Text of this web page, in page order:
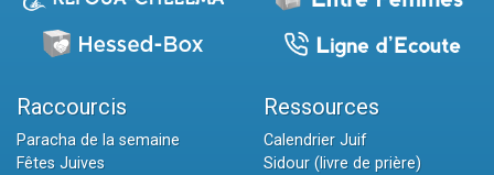
Raccourcis
Paracha de la semaine
Fêtes Juives
Ressources
Calendrier Juif
Sidour (livre de prière)